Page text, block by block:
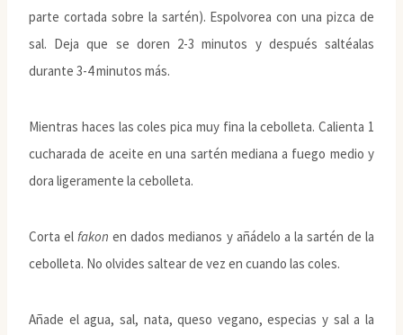
parte cortada sobre la sartén). Espolvorea con una pizca de
sal. Deja que se doren 2-3 minutos y después saltéalas
durante 3-4 minutos más.
Mientras haces las coles pica muy fina la cebolleta. Calienta 1
cucharada de aceite en una sartén mediana a fuego medio y
dora ligeramente la cebolleta.
Corta elfakon en dados medianos y añádelo a la sartén de la
cebolleta. No olvides saltear de vez en cuando las coles.
Añade el agua, sal, nata, queso vegano, especias y sal a la